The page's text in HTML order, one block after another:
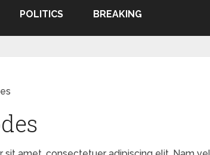
POLITICS BREAKING